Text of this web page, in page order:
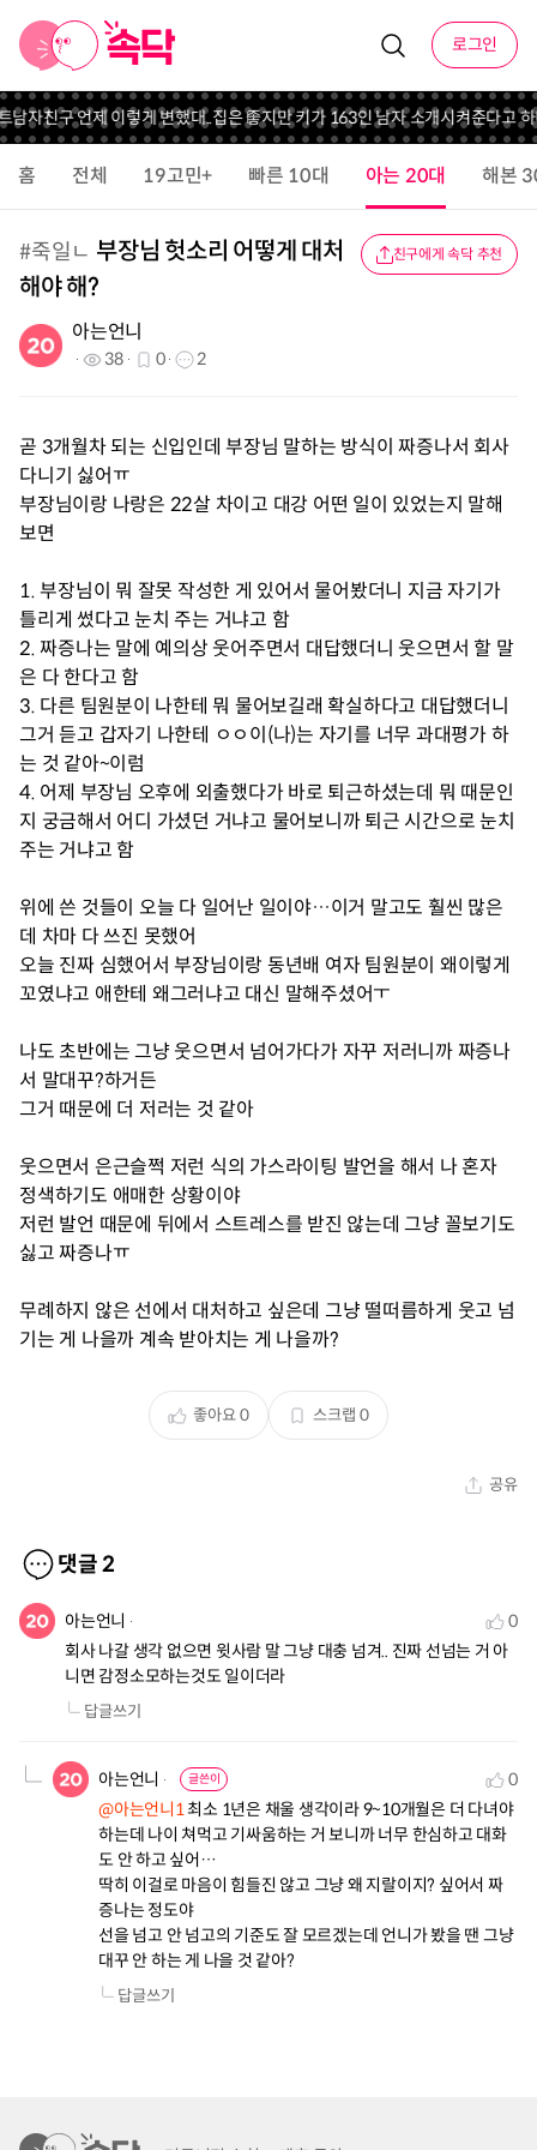
로그인
남자친구 언제 이렇게 변했대..집은 좋지만 키가 163인 남자 소개시켜준다고 하
홈 전체 19고민+ 빠른 10대 아는 20대 해본
#죽일ㄴ 부장님 헛소리 어떻게 대처
해야 해?
친구에게 속닥 추천
아는언니
38 0 2
곧 3개월차 되는 신입인데 부장님 말하는 방식이 짜증나서 회사
다니기 싫어ㅠ
부장님이랑 나랑은 22살 차이고 대강 어떤 일이 있었는지 말해
보면
1. 부장님이 뭐 잘못 작성한 게 있어서 물어봤더니 지금 자기가
틀리게 썼다고 눈치 주는 거냐고 함
2. 짜증나는 말에 예의상 웃어주면서 대답했더니 웃으면서 할 말
은 다 한다고 함
3. 다른 팀원분이 나한테 뭐 물어보길래 확실하다고 대답했더니
그거 듣고 갑자기 나한테 ㅇㅇ이(나)는 자기를 너무 과대평가 하
는 것 같아~이럼
4. 어제 부장님 오후에 외출했다가 바로 퇴근하셨는데 뭐 때문인
지 궁금해서 어디 가셨던 거냐고 물어보니까 퇴근 시간으로 눈치
주는 거냐고 함
위에 쓴 것들이 오늘 다 일어난 일이야…이거 말고도 훨씬 많은
데 차마 다 쓰진 못했어
오늘 진짜 심했어서 부장님이랑 동년배 여자 팀원분이 왜이렇게
꼬였냐고 애한테 왜그러냐고 대신 말해주셨어ㅜ
나도 초반에는 그냥 웃으면서 넘어가다가 자꾸 저러니까 짜증나
서 말대꾸?하거든
그거 때문에 더 저러는 것 같아
웃으면서 은근슬쩍 저런 식의 가스라이팅 발언을 해서 나 혼자
정색하기도 애매한 상황이야
저런 발언 때문에 뒤에서 스트레스를 받진 않는데 그냥 꼴보기도
싫고 짜증나ㅠ
무례하지 않은 선에서 대처하고 싶은데 그냥 떨떠름하게 웃고 넘
기는 게 나을까 계속 받아치는 게 나을까?
좋아요0 스크랩 0
공유
댓글2
아는언니
0
회사 나갈 생각 없으면 윗사람 말 그냥 대충 넘겨.. 진짜 선넘는 거 아
니면 감정소모하는것도 일이더라
답글쓰기
아는언니 글쓴이
0
@아는언니1 최소 1년은 채울 생각이라 9~10개월은 더 다녀야
하는데 나이 쳐먹고 기싸움하는 거 보니까 너무 한심하고 대화
도 안 하고 싶어…
딱히 이걸로 마음이 힘들진 않고 그냥 왜 지랄이지? 싶어서 짜
증나는 정도야
선을 넘고 안 넘고의 기준도 잘 모르겠는데 언니가 봤을 땐 그냥
대꾸 안 하는 게 나을 것 같아?
답글쓰기